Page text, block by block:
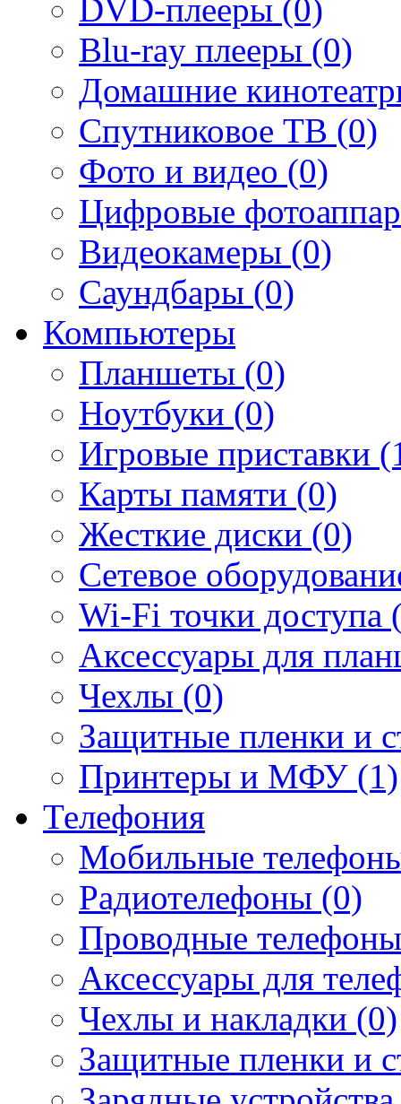
DVD-плееры (0)
Blu-ray плееры (0)
Домашние
Спутниковое ТВ (0)
Фото и видео (0)
Цифровые
Видеокамеры (0)
Саундбары (0)
Компьютеры
Планшеты (0)
Ноутбуки (0)
Игровые приставки
Карты памяти (0)
Жесткие диски (0)
Сетевое
Wi-Fi точки доступа
Аксессуары для
Чехлы (0)
Защитные пленки и
Принтеры и МФУ (1)
Телефония
Мобильные
Радиотелефоны (0)
Проводные
Аксессуары для
Чехлы и накладки (0)
Защитные пленки и